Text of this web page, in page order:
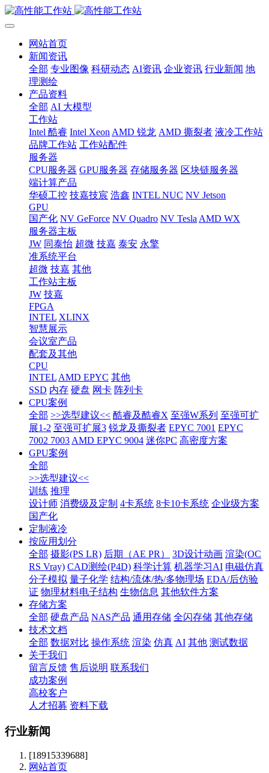
网站首页
新闻资讯
全部 专业图像 科研动态 AI资讯 企业资讯 行业新闻 地
理测绘
产品资料
全部 AI 大模型
工作站
Intel 酷睿 Intel Xeon AMD 锐龙 AMD 撕裂者 液冷工作站
品牌工作站 工作站配件
服务器
CPU服务器 GPU服务器 存储服务器 区块链服务器
端计算产品
华硕工控 技嘉技宸 浩鑫 INTEL NUC NV Jetson
GPU
国产化 NV GeForce NV Quadro NV Tesla AMD WX
服务器主板
JW 同泰怡 超微 技嘉 泰安 永擎
准系统平台
超微 技嘉 其他
工作站主板
JW 技嘉
FPGA
INTEL XLINX
智慧展示
会议室产品
配套及其他
CPU
INTEL AMD EPYC 其他
SSD 内存 硬盘 网卡 阵列卡
CPU案例
全部 >>选型建议<< 酷睿及酷睿X 至强W系列 至强可扩
展1-2 至强可扩展3 锐龙及撕裂者 EPYC 7001 EPYC
7002 7003 AMD EPYC 9004 迷你PC 高密度方案
GPU案例
全部
>>选型建议<<
训练 推理
设计师 消费级及定制 4卡系统 8卡10卡系统 企业级方案
国产化
定制液冷
按应用划分
全部 摄影(PS LR) 后期（AE PR） 3D设计动画 渲染(OC
RS Vray) CAD测绘(P4D) 科学计算 机器学习AI 电磁仿真
分子模拟 量子化学 结构/流体/热/多物理场 EDA/后仿验
证 物理材料电子结构 生物信息 其他软件方案
存储方案
全部 硬盘产品 NAS产品 通用存储 全闪存储 其他存储
技术文档
全部 数据对比 操作系统 渲染 仿真 AI 其他 测试数据
关于我们
留言反馈 售后说明 联系我们
成功案例
高校客户
人才招募 资料下载
行业新闻
[18915339688]
网站首页